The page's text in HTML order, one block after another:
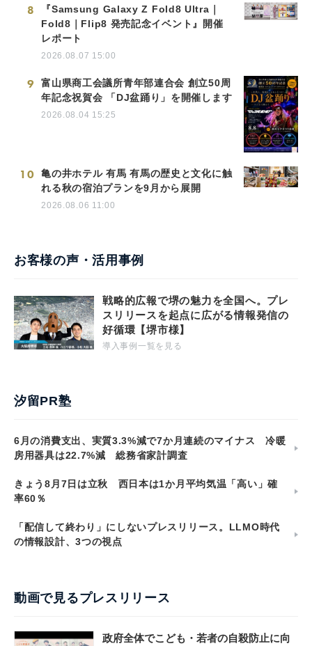
8
『Samsung Galaxy Z Fold8 Ultra｜
Fold8｜Flip8 発売記念イベント』開催
レポート
2026.08.07 15:00
9
富山県商工会議所青年部連合会 創立50周
年記念祝賀会 「DJ盆踊り」を開催します
2026.08.04 15:25
10
亀の井ホテル 有馬 有馬の歴史と文化に触
れる秋の宿泊プランを9月から展開
2026.08.06 11:00
お客様の声・活用事例
戦略的広報で堺の魅力を全国へ。プレ
スリリースを起点に広がる情報発信の
好循環【堺市様】
導入事例一覧を見る
汐留PR塾
6月の消費支出、実質3.3%減で7か月連続のマイナス 冷暖
房用器具は22.7%減 総務省家計調査
きょう8月7日は立秋 西日本は1か月平均気温「高い」確
率60％
「配信して終わり」にしないプレスリリース。LLMO時代
の情報設計、3つの視点
動画で見るプレスリリース
政府全体でこども・若者の自殺防止に向